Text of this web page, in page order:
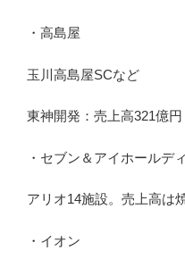
・高島屋
玉川高島屋SCなど
東神開発：売上高321億
・セブン＆アイホールデ
アリオ14施設。売上高は
・イオン